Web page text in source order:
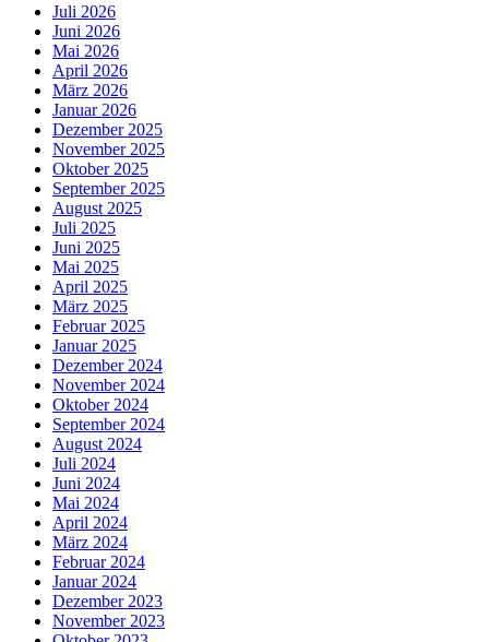
Juli 2026
Juni 2026
Mai 2026
April 2026
März 2026
Januar 2026
Dezember 2025
November 2025
Oktober 2025
September 2025
August 2025
Juli 2025
Juni 2025
Mai 2025
April 2025
März 2025
Februar 2025
Januar 2025
Dezember 2024
November 2024
Oktober 2024
September 2024
August 2024
Juli 2024
Juni 2024
Mai 2024
April 2024
März 2024
Februar 2024
Januar 2024
Dezember 2023
November 2023